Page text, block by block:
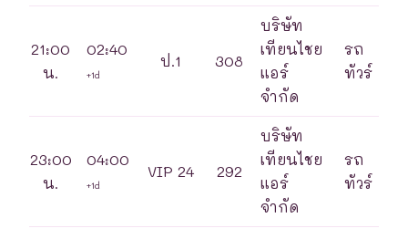
21:00
น.
02:40
+1d
ป.1 308
บริษัท
เทียนไชย
แอร์
จำกัด
รถ
ทัวร์
23:00
น.
04:00
+1d
VIP 24 292
บริษัท
เทียนไชย
แอร์
จำกัด
รถ
ทัวร์